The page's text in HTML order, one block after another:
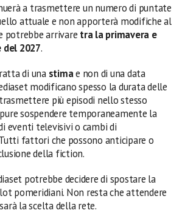
a trasmettere un numero di puntate
attuale e non apporterà modifiche al
potrebbe arrivare tra la primavera e
del 2027.
di una stimae non di una data
modificano spesso la durata delle
più episodi nello stesso
sospendere temporaneamente la
eventi televisivi o cambi di
fattori che possono anticipare o
della fiction.
potrebbe decidere di spostare la
pomeridiani. Non resta che attendere
la scelta della rete.